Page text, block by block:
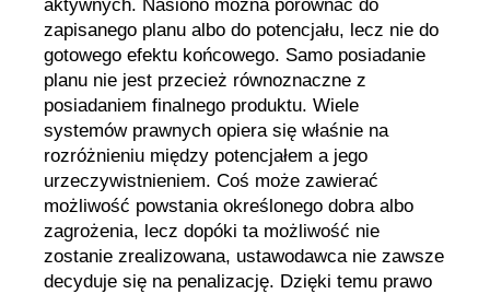
aktywnych. Nasiono można porównać do
zapisanego planu albo do potencjału, lecz nie do
gotowego efektu końcowego. Samo posiadanie
planu nie jest przecież równoznaczne z
posiadaniem finalnego produktu. Wiele
systemów prawnych opiera się właśnie na
rozróżnieniu między potencjałem a jego
urzeczywistnieniem. Coś może zawierać
możliwość powstania określonego dobra albo
zagrożenia, lecz dopóki ta możliwość nie
zostanie zrealizowana, ustawodawca nie zawsze
decyduje się na penalizację. Dzięki temu prawo